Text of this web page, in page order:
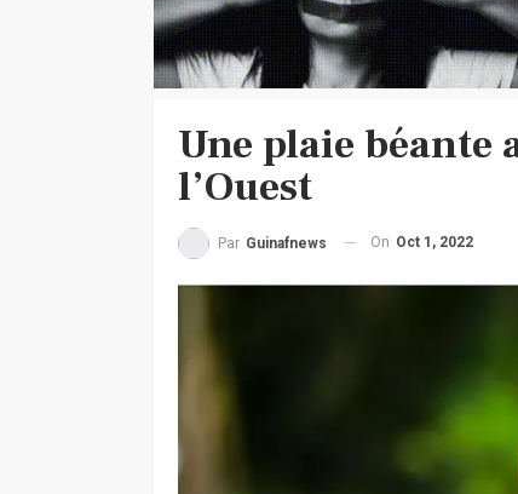
Une plaie béante
l’Ouest
Par Guinafnews On Oct 1, 2022